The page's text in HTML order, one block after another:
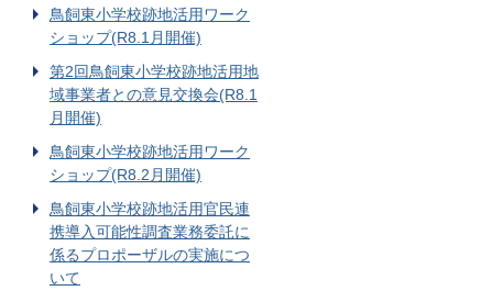
鳥飼東小学校跡地活用ワーク
ショップ(R8.1月開催)
第2回鳥飼東小学校跡地活用地
域事業者との意見交換会(R8.1
月開催)
鳥飼東小学校跡地活用ワーク
ショップ(R8.2月開催)
鳥飼東小学校跡地活用官民連
携導入可能性調査業務委託に
係るプロポーザルの実施につ
いて